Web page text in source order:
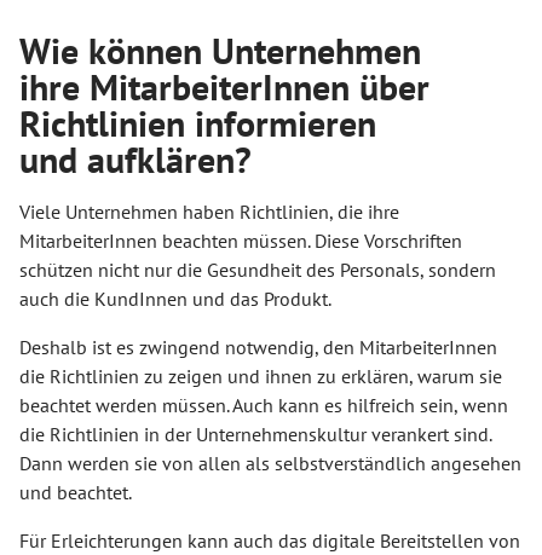
Wie können Unternehmen
ihre MitarbeiterInnen über
Richtlinien informieren
und aufklären?
Viele Unternehmen haben Richtlinien, die ihre
MitarbeiterInnen beachten müssen. Diese Vorschriften
schützen nicht nur die Gesundheit des Personals, sondern
auch die KundInnen und das Produkt.
Deshalb ist es zwingend notwendig, den MitarbeiterInnen
die Richtlinien zu zeigen und ihnen zu erklären, warum sie
beachtet werden müssen. Auch kann es hilfreich sein, wenn
die Richtlinien in der Unternehmenskultur verankert sind.
Dann werden sie von allen als selbstverständlich angesehen
und beachtet.
Für Erleichterungen kann auch das digitale Bereitstellen von